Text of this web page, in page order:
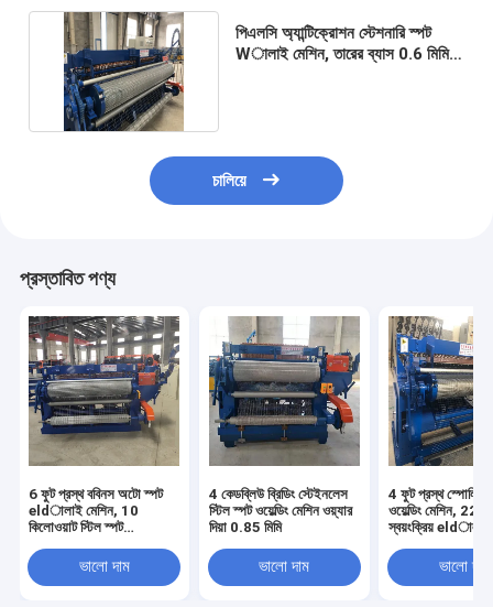
পিএলসি অ্যান্টিক্রোশন স্টেশনারি স্পট
Wালাই মেশিন, তারের ব্যাস 0.6 মিমি
চালিয়ে
প্রস্তাবিত পণ্য
6 ফুট প্রস্থ ববিনস অটো স্পট
eldালাই মেশিন, 10
কিলোওয়াট স্টিল স্পট
ভালো দাম
4 কেডব্লিউ ব্রিডিং স্টেইনলেস
স্টিল স্পট ওয়েল্ডিং মেশিন ওয়্যার
দিয়া 0.85 মিমি
ভালো দাম
4 ফুট প্রস্থ স্পোলিং
ওয়েল্ডিং মেশিন,
স্বয়ংক্রিয় eldালাই
ভালো দাম